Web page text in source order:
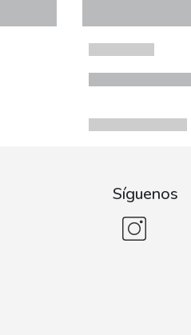
Síguenos